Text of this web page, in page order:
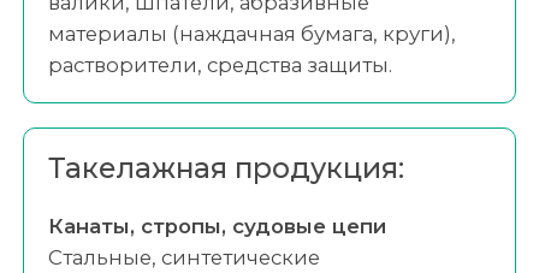
материалы (наждачная бумага, круги),
растворители, средства защиты.
Такелажная продукция:
Канаты, стропы, судовые цепи
Стальные, синтетические